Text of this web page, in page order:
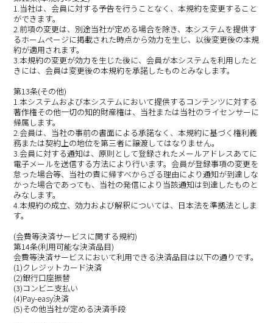
1.当社は、会員に対する予告を行うことなく、本規約を変更すること
ができます。
2.前項の変更は、別途当社が定める場合を除き、本システムを提供す
るホームページに掲載された時点から効力を生じ、以後変更後の本規
約が適用されます。
3.本規約の変更が効力を生じた後に、会員が本システムを利用したと
きには、会員は変更後の本規約を承諾したものとみなします。
第13条(その他)
1.本システムおよび本システムにおいて提供するコンテンツに対する
著作権その他一切の知的財産権は、当社または当社のライセンサーに
帰属します。
2.会員は、当社の事前の書面による承諾なく、本規約に基づく権利義
務または契約上の地位を第三者に譲渡してはなりません。
3.会員に対する通知は、原則として登録されたメールアドレスあてに
電子メールを送信する方法により行います。会員が登録事項の変更を
怠った場合等、当社の責に帰すべからざる理由により通知が到達しな
かった場合であっても、当社の発信により当該通知は到達したものと
みなします。
4.本規約の成立、効力および解釈については、日本法を準拠法としま
す。
(会費等決済サービスに関する規約)
第14条(利用可能な決済品目)
会費等決済サービスにおいて利用できる決済品目は以下の通りです。
(1)クレジットカード決済
(2)銀行口座振替
(3)コンビニ支払い
(4)Pay-easy決済
(5)その他当社が定める決済手段